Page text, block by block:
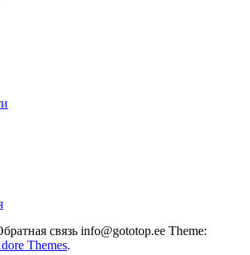
связь info@gototop.ee Theme:
Themes.